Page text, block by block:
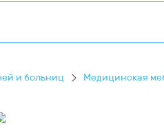
и больниц Медицинская